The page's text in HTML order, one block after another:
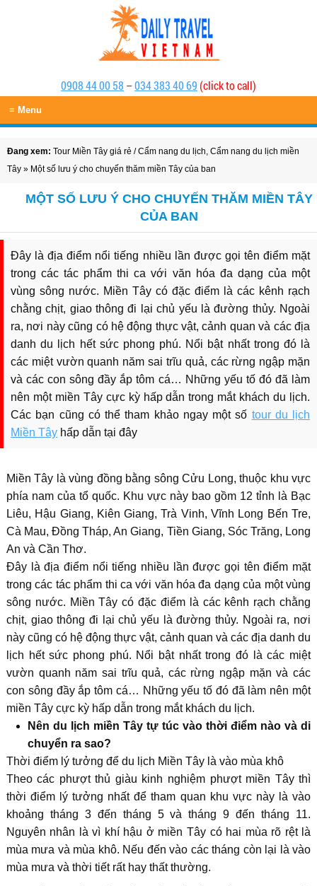
0908 44 00 58 –034 383 40 69 (click to call)
≡ Menu
Đang xem: Tour Miền Tây giá rẻ /Cẩm nang du lịch, Cẩm nang du lịch miền
Tây » Một số lưu ý cho chuyến thăm miền Tây của ban
MỘT SỐ LƯU Ý CHO CHUYẾN THĂM MIỀN TÂY
CỦA BAN
Đây là địa điểm nổi tiếng nhiều lần được gọi tên điểm mặt
trong các tác phẩm thi ca với văn hóa đa dạng của một
vùng sông nước. Miền Tây có đặc điểm là các kênh rạch
chằng chịt, giao thông đi lại chủ yếu là đường thủy. Ngoài
ra, nơi này cũng có hệ động thực vật, cảnh quan và các địa
danh du lịch hết sức phong phú. Nổi bật nhất trong đó là
các miệt vườn quanh năm sai trĩu quả, các rừng ngập mặn
và các con sông đầy ắp tôm cá… Những yếu tố đó đã làm
nên một miền Tây cực kỳ hấp dẫn trong mắt khách du lịch.
Các bạn cũng có thể tham khảo ngay một số tour du lịch
Miền Tây hấp dẫn tại đây
Miền Tây là vùng đồng bằng sông Cửu Long, thuộc khu vực
phía nam của tổ quốc. Khu vực này bao gồm 12 tỉnh là Bạc
Liêu, Hậu Giang, Kiên Giang, Trà Vinh, Vĩnh Long Bến Tre,
Cà Mau, Đồng Tháp, An Giang, Tiền Giang, Sóc Trăng, Long
An và Cần Thơ.
Đây là địa điểm nổi tiếng nhiều lần được gọi tên điểm mặt
trong các tác phẩm thi ca với văn hóa đa dạng của một vùng
sông nước. Miền Tây có đặc điểm là các kênh rạch chằng
chịt, giao thông đi lại chủ yếu là đường thủy. Ngoài ra, nơi
này cũng có hệ động thực vật, cảnh quan và các địa danh du
lịch hết sức phong phú. Nổi bật nhất trong đó là các miệt
vườn quanh năm sai trĩu quả, các rừng ngập mặn và các
con sông đầy ắp tôm cá… Những yếu tố đó đã làm nên một
miền Tây cực kỳ hấp dẫn trong mắt khách du lịch.
Nên du lịch miền Tây tự túc vào thời điểm nào và di
chuyển ra sao?
Thời điểm lý tưởng để du lịch Miền Tây là vào mùa khô
Theo các phượt thủ giàu kinh nghiệm phượt miền Tây thì
thời điểm lý tưởng nhất để tham quan khu vực này là vào
khoảng tháng 3 đến tháng 5 và tháng 9 đến tháng 11.
Nguyên nhân là vì khí hậu ở miền Tây có hai mùa rõ rệt là
mùa mưa và mùa khô. Nếu đến vào các tháng còn lại là vào
mùa mưa và thời tiết rất hay thất thường.